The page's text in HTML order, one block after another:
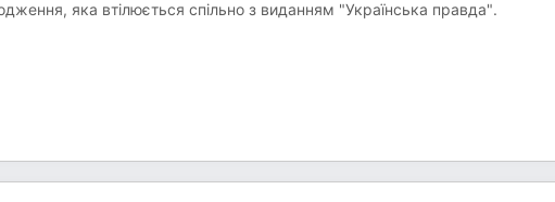
яка втілюється спільно з виданням "Українська правда".